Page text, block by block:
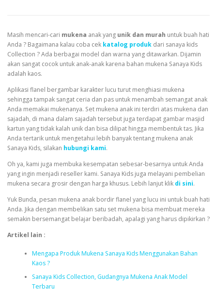
Masih mencari-cari mukena anak yang unik dan murah untuk buah hati
Anda ? Bagaimana kalau coba cek katalog produk dari sanaya kids
Collection ? Ada berbagai model dan warna yang ditawarkan. Dijamin
akan sangat cocok untuk anak-anak karena bahan mukena Sanaya Kids
adalah kaos.
Aplikasi flanel bergambar karakter lucu turut menghiasi mukena
sehingga tampak sangat ceria dan pas untuk menambah semangat anak
Anda memakai mukenanya. Set mukena anak ini terdiri atas mukena dan
sajadah, di mana dalam sajadah tersebut juga terdapat gambar masjid
kartun yang tidak kalah unik dan bisa dilipat hingga membentuk tas. Jika
Anda tertarik untuk mengetahui lebih banyak tentang mukena anak
Sanaya Kids, silakan hubungi kami.
Oh ya, kami juga membuka kesempatan sebesar-besarnya untuk Anda
yang ingin menjadi reseller kami. Sanaya Kids juga melayani pembelian
mukena secara grosir dengan harga khusus. Lebih lanjut klik di sini.
Yuk Bunda, pesan mukena anak bordir flanel yang lucu ini untuk buah hati
Anda. Jika dengan membelikan satu set mukena bisa membuat mereka
semakin bersemangat belajar beribadah, apalagi yang harus dipikirkan ?
Artikel lain :
Mengapa Produk Mukena Sanaya Kids Menggunakan Bahan
Kaos ?
Sanaya Kids Collection, Gudangnya Mukena Anak Model
Terbaru